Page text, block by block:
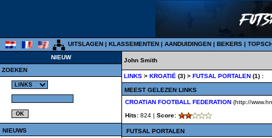
UITSLAGEN | KLASSEMENTEN | AANDUIDINGEN | BEKERS |
NIEUW
ZOEKEN
NIEUWS
John Smith
LINKS > KROATIË (3) > FUTSAL PORTALEN (1) :
MEEST GELEZEN LINKS
CROATIAN FOOTBALL FEDERATION (http://
Hits: 824 | Score:
FUTSAL PORTALEN